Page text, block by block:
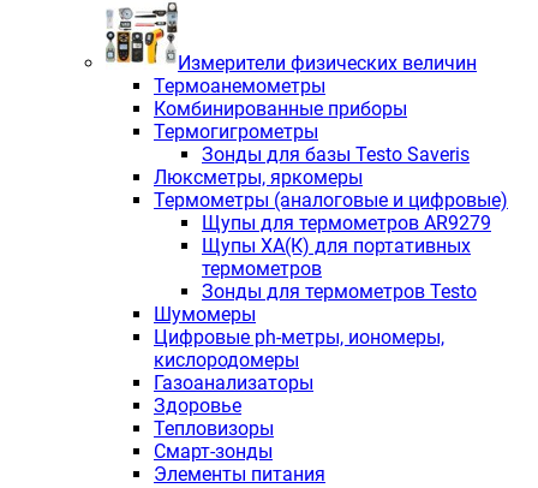
Измерители физических величин
Термоанемометры
Комбинированные приборы
Термогигрометры
Зонды для базы Testo Saveris
Люксметры, яркомеры
Термометры (аналоговые и цифровые)
Щупы для термометров AR9279
Щупы ХА(К) для портативных
термометров
Зонды для термометров Testo
Шумомеры
Цифровые ph-метры, иономеры,
кислородомеры
Газоанализаторы
Здоровье
Тепловизоры
Смарт-зонды
Элементы питания